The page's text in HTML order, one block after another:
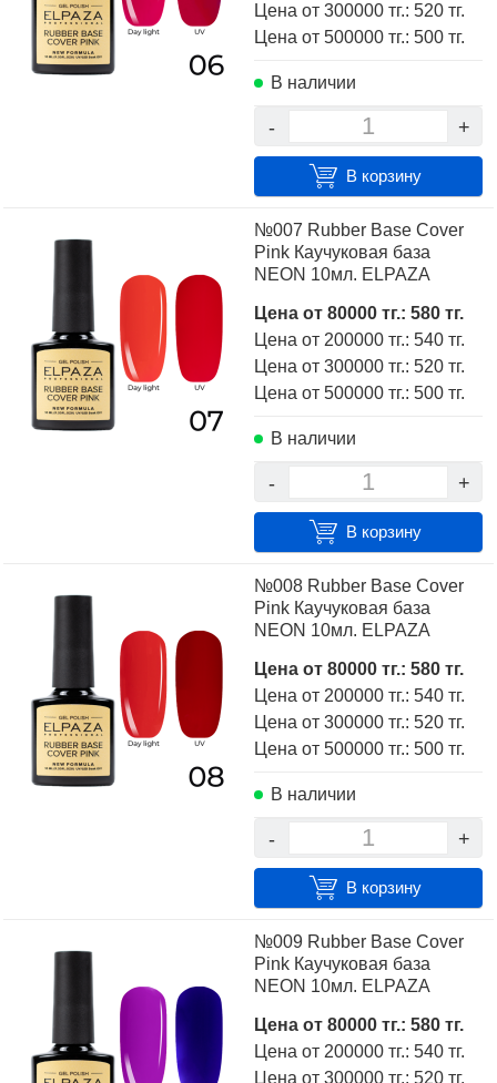
Цена от 300000 тг.: 520 тг.
Цена от 500000 тг.: 500 тг.
В наличии
+
-
В корзину
№007 Rubber Base Cover
Pink Каучуковая база
NEON 10мл. ELPAZA
Цена от 80000 тг.: 580 тг.
Цена от 200000 тг.: 540 тг.
Цена от 300000 тг.: 520 тг.
Цена от 500000 тг.: 500 тг.
В наличии
+
-
В корзину
№008 Rubber Base Cover
Pink Каучуковая база
NEON 10мл. ELPAZA
Цена от 80000 тг.: 580 тг.
Цена от 200000 тг.: 540 тг.
Цена от 300000 тг.: 520 тг.
Цена от 500000 тг.: 500 тг.
В наличии
+
-
В корзину
№009 Rubber Base Cover
Pink Каучуковая база
NEON 10мл. ELPAZA
Цена от 80000 тг.: 580 тг.
Цена от 200000 тг.: 540 тг.
Цена от 300000 тг.: 520 тг.